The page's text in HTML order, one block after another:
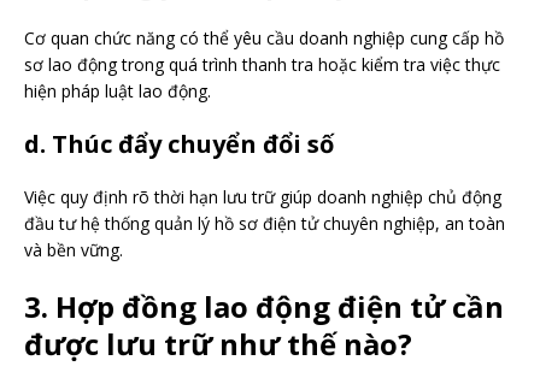
Cơ quan chức năng có thể yêu cầu doanh nghiệp cung cấp hồ
sơ lao động trong quá trình thanh tra hoặc kiểm tra việc thực
hiện pháp luật lao động.
d. Thúc đẩy chuyển đổi số
Việc quy định rõ thời hạn lưu trữ giúp doanh nghiệp chủ động
đầu tư hệ thống quản lý hồ sơ điện tử chuyên nghiệp, an toàn
và bền vững.
3. Hợp đồng lao động điện tử cần
được lưu trữ như thế nào?